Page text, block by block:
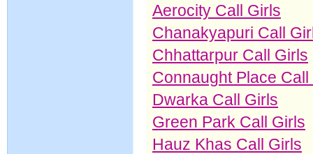
Aerocity Call Girls
Chanakyapuri Call
Chhattarpur Call Girls
Connaught Place Call
Dwarka Call Girls
Green Park Call Girls
Hauz Khas Call Girls